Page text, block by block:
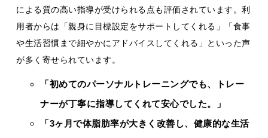
による質の高い指導が受けられる点も評価されています。利
用者からは「親身に目標設定をサポートしてくれる」「食事
や生活習慣まで細やかにアドバイスしてくれる」といった声
が多く寄せられています。
「初めてのパーソナルトレーニングでも、トレー
ナーが丁寧に指導してくれて安心でした。」
「3ヶ月で体脂肪率が大きく改善し、健康的な生活